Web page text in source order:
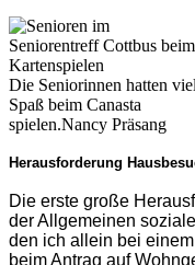
Die Seniorinnen hatten viel
Spaß beim Canasta
spielen.Nancy Präsang
Herausforderung
Die erste große
der Allgemeinen
den ich allein bei
beim Antrag auf